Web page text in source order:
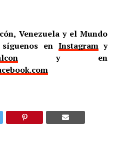
Venezuela y el Mundo
síguenos en Instagramy
y en